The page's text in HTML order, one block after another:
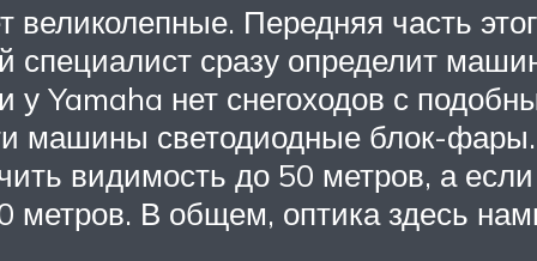
Передняя часть
сразу определит
у Yamaha нет снегоходов с
машины светодиодные блок-
видимость до 50 метров, а
метров. В общем, оптика здесь